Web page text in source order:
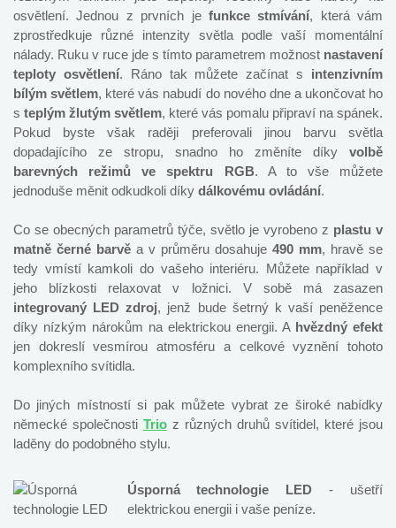
osvětlení. Jednou z prvních jefunkce stmívání, která vám
zprostředkuje různé intenzity světla podle vaší momentální
nálady. Ruku v ruce jde s tímto parametrem možnost nastavení
teploty osvětlení. Ráno tak můžete začínat s intenzivním
bílým světlem, které vás nabudí do nového dne a ukončovat ho
s teplým žlutým světlem, které vás pomalu připraví na spánek.
Pokud byste však raději preferovali jinou barvu světla
dopadajícího ze stropu, snadno ho změníte díky volbě
barevných režimů ve spektru RGB. A to vše můžete
jednoduše měnit odkudkoli díky dálkovému ovládání.
Co se obecných parametrů týče, světlo je vyrobeno z plastu v
matně černé barvě a v průměru dosahuje 490 mm, hravě se
tedy vmístí kamkoli do vašeho interiéru. Můžete například v
jeho blízkosti relaxovat v ložnici. V sobě má zasazen
integrovaný LED zdroj, jenž bude šetrný k vaší peněžence
díky nízkým nárokům na elektrickou energii. A hvězdný efekt
jen dokreslí vesmírou atmosféru a celkové vyznění tohoto
komplexního svítidla.
Do jiných místností si pak můžete vybrat ze široké nabídky
německé společnosti Trio z různých druhů svítidel, které jsou
laděny do podobného stylu.
Úsporná technologie LED - ušetří
elektrickou energii i vaše peníze.